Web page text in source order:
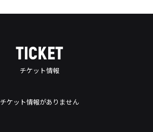
TICKET
チケット情報
チケット情報がありません